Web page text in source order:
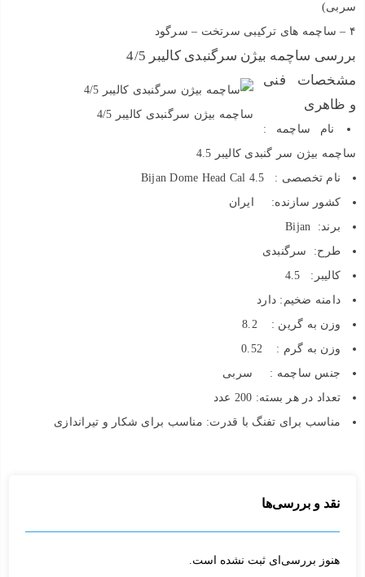
سربی)
۴ – ساچمه های ترکیبی سرتخت – سرگود
بررسی ساچمه بیژن سرگنبدی کالیبر 4/5
ساچمه بیژن سرگنبدی کالیبر 4/5
مشخصات فنی
و ظاهری
نام ساچمه :
ساچمه بیژن سر گنبدی کالیبر 4.5
نام تخصصی : Bijan Dome Head Cal 4.5
کشور سازنده: ایران
برند: Bijan
طرح: سرگنبدی
کالیبر: 4.5
دامنه ضخیم: دارد
وزن به گرین : 8.2
وزن به گرم : 0.52
جنس ساچمه : سربی
تعداد در هر بسته: 200 عدد
مناسب برای تفنگ با قدرت: مناسب برای شکار و تیراندازی
نقد و بررسی‌ها
هنوز بررسی‌ای ثبت نشده است.